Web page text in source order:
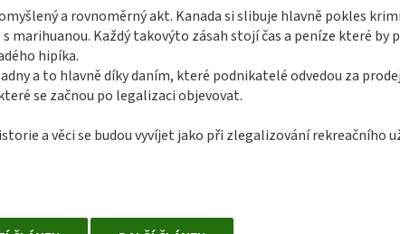
a rovnoměrný akt. Kanada si slibuje hlavně pokles
Každý takovýto zásah stojí čas a peníze které by
hipíka.
a to hlavně díky daním, které podnikatelé odvedou za
se začnou po legalizaci objevovat.
a věci se budou vyvíjet jako při zlegalizování rekreačního